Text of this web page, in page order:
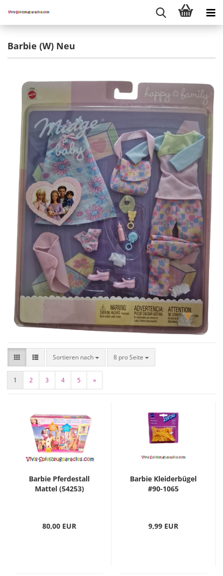
Barbie (W) Neu
Sortieren nach 8 pro Seite
1 2 3 4 5 »
Barbie Pferdestall
Mattel (54253)
80,00 EUR
Barbie Kleiderbügel
#90-1065
9,99 EUR